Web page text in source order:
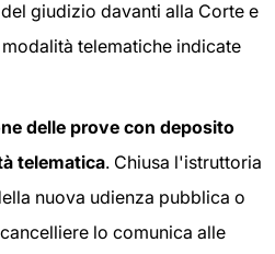
giudizio davanti alla Corte e
telematiche indicate
delle prove con deposito
telematica. Chiusa l'istruttoria
nuova udienza pubblica o
lo comunica alle